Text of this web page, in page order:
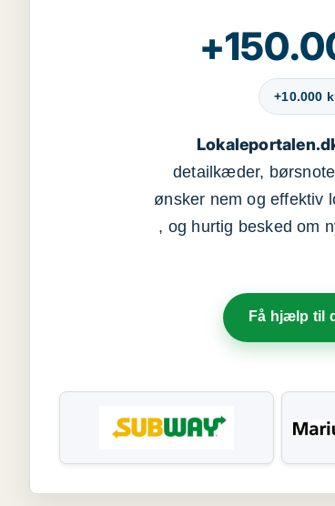
+10.000
detailkæder,
ønsker nem og effektiv
, og hurtig besked om
Få hjælp til